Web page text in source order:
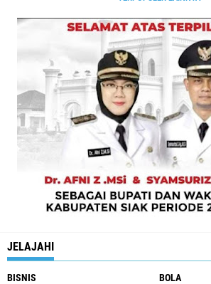
JELAJAHI
BISNIS
BOLA